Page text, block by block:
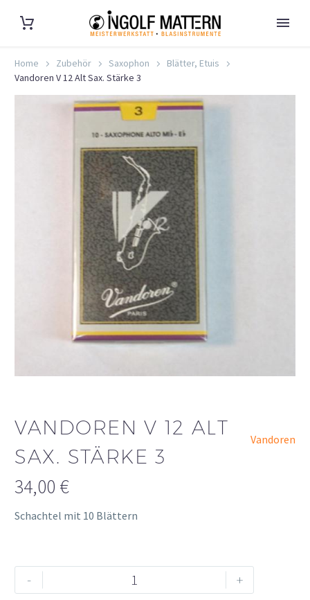
Home Zubehör Saxophon
Blätter, Etuis
Vandoren V 12 Alt Sax. Stärke 3
VANDOREN V 12 ALT
SAX. STÄRKE 3
Vandoren
34,00 €
Schachtel mit 10 Blättern
-
Vandoren
V
+
Alternative: